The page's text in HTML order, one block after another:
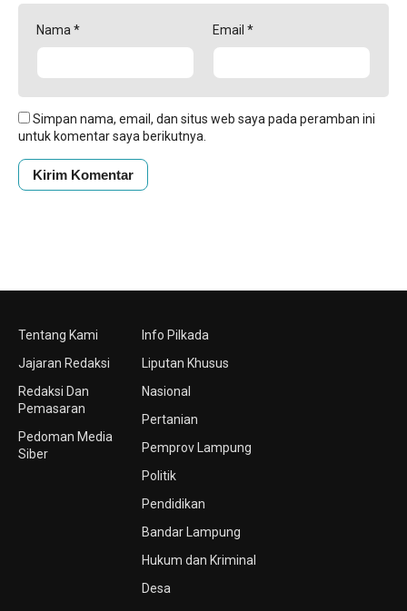
Nama * Email *
Simpan nama, email, dan situs web saya pada peramban ini
untuk komentar saya berikutnya.
Tentang Kami
Jajaran Redaksi
Redaksi Dan
Pemasaran
Pedoman Media
Siber
Info Pilkada
Liputan Khusus
Nasional
Pertanian
Pemprov Lampung
Politik
Pendidikan
Bandar Lampung
Hukum dan Kriminal
Desa